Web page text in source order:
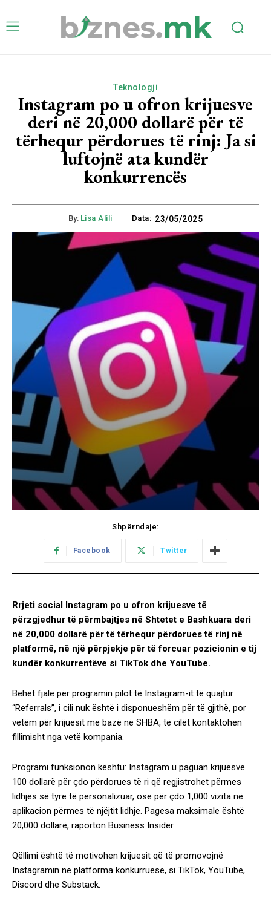
Teknologji
Instagram po u ofron krijuesve
deri në 20,000 dollarë për të
tërhequr përdorues të rinj: Ja si
luftojnë ata kundër
konkurrencës
By: Lisa Alili Data: 23/05/2025
Shpërndaje:
Facebook Twitter
Rrjeti social Instagram po u ofron krijuesve të
përzgjedhur të përmbajtjes në Shtetet e Bashkuara deri
në 20,000 dollarë për të tërhequr përdorues të rinj në
platformë, në një përpjekje për të forcuar pozicionin e tij
kundër konkurrentëve si TikTok dhe YouTube.
Bëhet fjalë për programin pilot të Instagram-it të quajtur
“Referrals”, i cili nuk është i disponueshëm për të gjithë, por
vetëm për krijuesit me bazë në SHBA, të cilët kontaktohen
fillimisht nga vetë kompania.
Programi funksionon kështu: Instagram u paguan krijuesve
100 dollarë për çdo përdorues të ri që regjistrohet përmes
lidhjes së tyre të personalizuar, ose për çdo 1,000 vizita në
aplikacion përmes të njëjtit lidhje. Pagesa maksimale është
20,000 dollarë, raporton Business Insider.
Qëllimi është të motivohen krijuesit që të promovojnë
Instagramin në platforma konkurruese, si TikTok, YouTube,
Discord dhe Substack.